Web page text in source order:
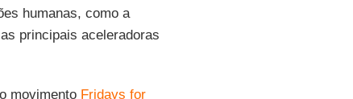
humanas, como a
principais aceleradoras
movimento Fridays for